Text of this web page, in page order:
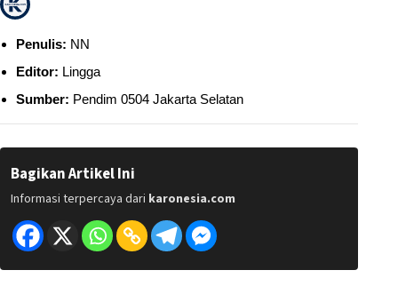
Penulis: NN
Editor: Lingga
Sumber: Pendim 0504 Jakarta Selatan
Bagikan Artikel Ini
Informasi terpercaya dari karonesia.com